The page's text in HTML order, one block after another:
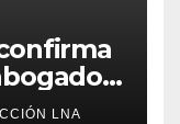
LNA